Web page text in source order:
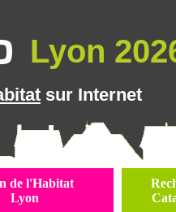
Lyon
sur Internet
de l'Habitat
Lyon